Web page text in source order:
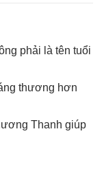
phải là tên tuổi
thương hơn
Thanh giúp